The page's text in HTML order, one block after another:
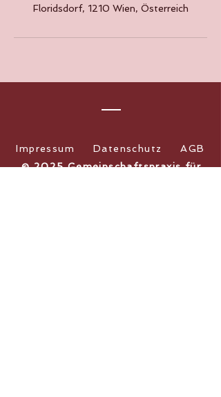
Floridsdorf, 1210 Wien, Österreich
Impressum Datenschutz
AGB
​© 2025 Gemeinschaftspraxis für